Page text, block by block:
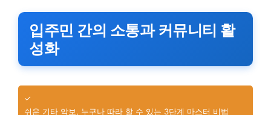
입주민 간의 소통과 커뮤니티 활
성화
✓
쉬운 기타 악보, 누구나 따라 할 수 있는 3단계 마스터 비법